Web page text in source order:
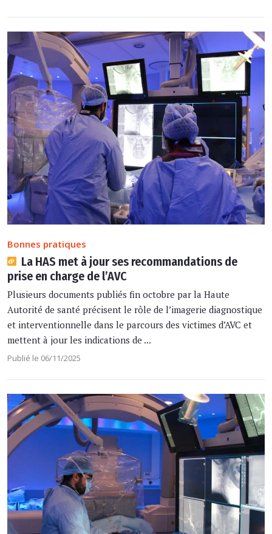
Bonnes pratiques
La HAS met à jour ses recommandations de
prise en charge de l’AVC
Plusieurs documents publiés fin octobre par la Haute
Autorité de santé précisent le rôle de l’imagerie diagnostique
et interventionnelle dans le parcours des victimes d’AVC et
mettent à jour les indications de ...
Publié le 06/11/2025